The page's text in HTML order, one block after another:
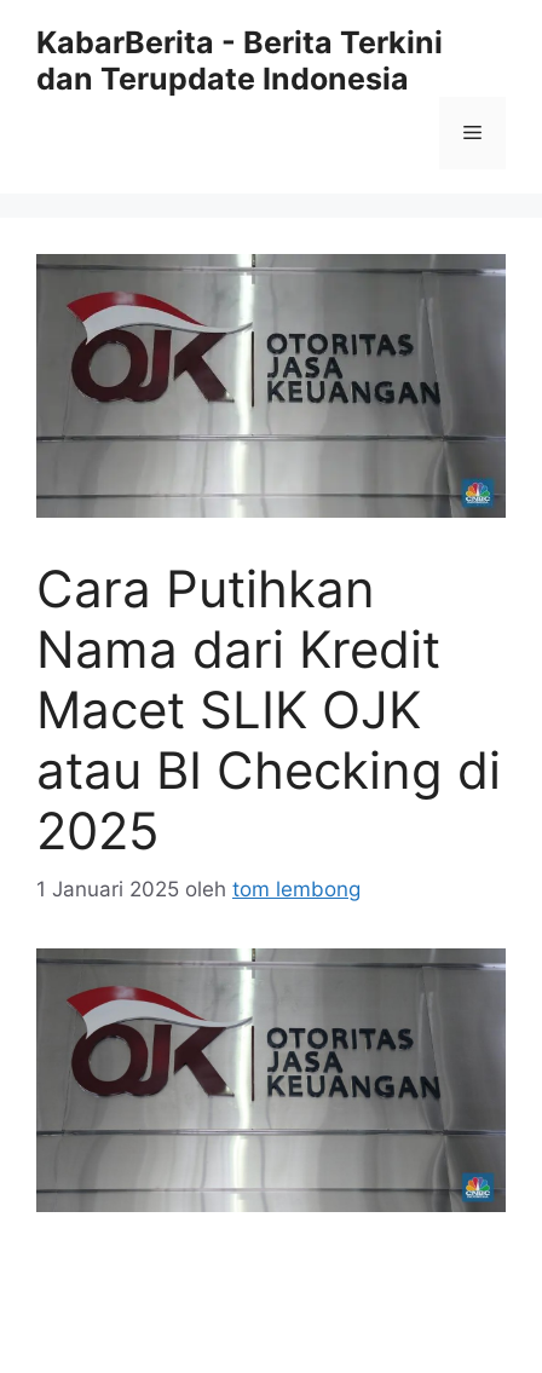
KabarBerita - Berita Terkini
dan Terupdate Indonesia
Menu
Cara Putihkan
Nama dari Kredit
Macet SLIK OJK
atau BI Checking di
2025
1 Januari 2025 oleh tom lembong